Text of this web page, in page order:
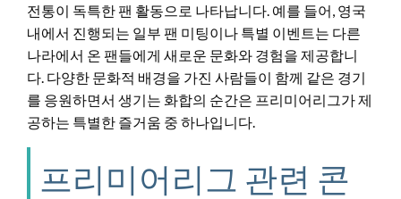
전통이 독특한 팬 활동으로 나타납니다. 예를 들어, 영국
내에서 진행되는 일부 팬 미팅이나 특별 이벤트는 다른
나라에서 온 팬들에게 새로운 문화와 경험을 제공합니
다. 다양한 문화적 배경을 가진 사람들이 함께 같은 경기
를 응원하면서 생기는 화합의 순간은 프리미어리그가 제
공하는 특별한 즐거움 중 하나입니다.
프리미어리그 관련 콘